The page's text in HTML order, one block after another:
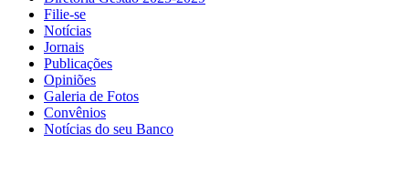
Filie-se
Notícias
Jornais
Publicações
Opiniões
Galeria de Fotos
Convênios
Notícias do seu Banco